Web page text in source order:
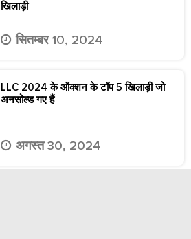
खिलाड़ी
सितम्बर 10, 2024
LLC 2024 के ऑक्शन के टॉप 5 खिलाड़ी जो
अनसोल्ड गए हैं
अगस्त 30, 2024